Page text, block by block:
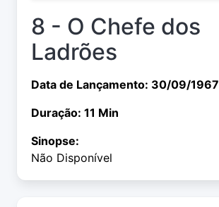
8 - O Chefe dos
Ladrões
Data de Lançamento: 30/09/1967
Duração: 11 Min
Sinopse:
Não Disponível